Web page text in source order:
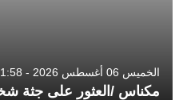
الخميس 06 أغسطس 2026 - 11:58
مكناس /العثور على